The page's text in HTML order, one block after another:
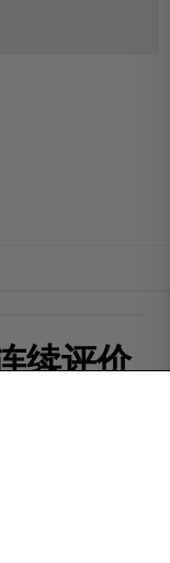
续评价